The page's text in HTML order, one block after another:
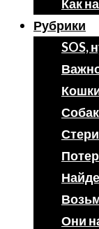
Как
Рубрики
SOS,
Они